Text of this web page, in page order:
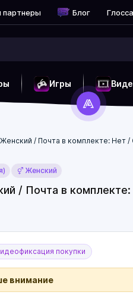
Блог
Игры
Женский / Почта в комплекте: Нет
Женский
/ Почта в
покупки
внимание